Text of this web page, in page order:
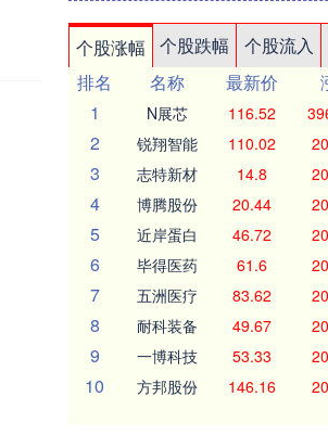
个股涨幅 个股跌幅 个股流入
排名
名称 最新价
1
N展芯 116.52
2 锐翔智能 110.02
3 志特新材 14.8
4 博腾股份 20.44
5 近岸蛋白 46.72
6 毕得医药 61.6
7 五洲医疗 83.62
8 耐科装备 49.67
9 一博科技 53.33
10 方邦股份 146.16